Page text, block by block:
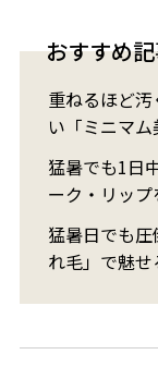
おすすめ
重ねるほど
い「ミニマ
猛暑でも1日
ーク・リッ
猛暑日でも
れ毛」で魅